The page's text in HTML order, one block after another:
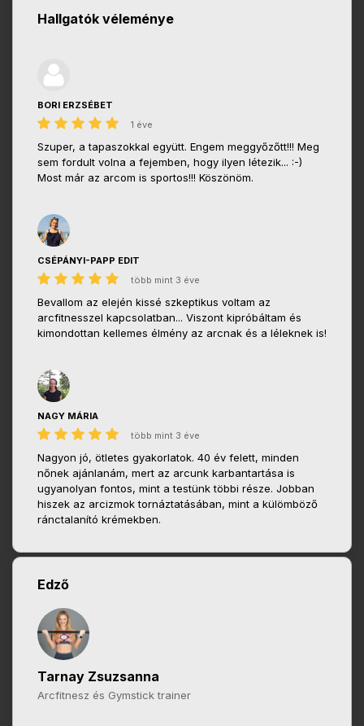
Hallgatók véleménye
BORI ERZSÉBET
1 éve
Szuper, a tapaszokkal együtt. Engem meggyőzőtt!!! Meg
sem fordult volna a fejemben, hogy ilyen létezik... :-)
Most már az arcom is sportos!!! Köszönöm.
CSÉPÁNYI-PAPP EDIT
több mint 3 éve
Bevallom az elején kissé szkeptikus voltam az
arcfitnesszel kapcsolatban... Viszont kipróbáltam és
kimondottan kellemes élmény az arcnak és a léleknek is!
NAGY MÁRIA
több mint 3 éve
Nagyon jó, ötletes gyakorlatok. 40 év felett, minden
nőnek ajánlanám, mert az arcunk karbantartása is
ugyanolyan fontos, mint a testünk többi része. Jobban
hiszek az arcizmok tornáztatásában, mint a külömböző
ránctalanító krémekben.
Edző
Tarnay Zsuzsanna
Arcfitnesz és Gymstick trainer